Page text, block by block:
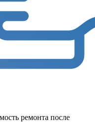
ремонта после